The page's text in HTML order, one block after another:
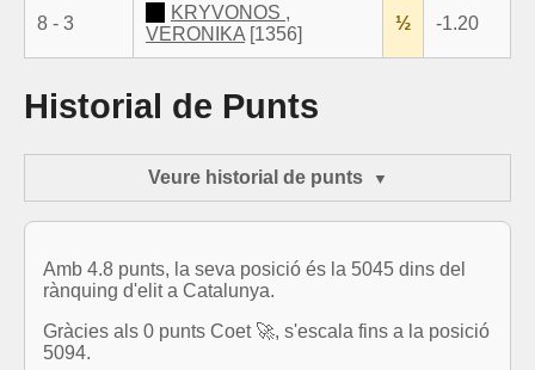
8 - 3
KRYVONOS ,
VERONIKA [1356]
½ -1.20
Historial de Punts
Veure historial de punts
Amb 4.8 punts, la seva posició és la 5045 dins del
rànquing d'elit a Catalunya.
Gràcies als 0 punts Coet 🚀, s'escala fins a la posició
5094.